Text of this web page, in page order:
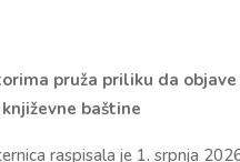
pruža priliku da
baštine
raspisala je 1. srpnja